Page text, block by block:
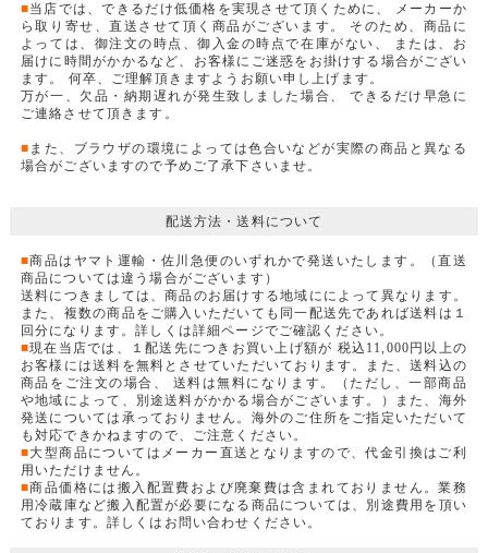
■当店では、できるだけ低価格を実現させて頂くために、 メーカーか
ら取り寄せ、直送させて頂く商品がございます。 そのため、商品に
よっては、御注文の時点、御入金の時点で在庫がない、 または、お
届けに時間がかかるなど、お客様にご迷惑をお掛けする場合がござい
ます。 何卒、ご理解頂きますようお願い申し上げます。
万が一、欠品・納期遅れが発生致しました場合、 できるだけ早急に
ご連絡させて頂きます。
■ また、ブラウザの環境によっては色合いなどが実際の商品と異なる
場合がございますので予めご了承下さいませ。
配送方法・送料について
■商品はヤマト運輸・佐川急便のいずれかで発送いたします。（直送
商品については違う場合がございます）
送料につきましては、商品のお届けする地域にによって異なります。
また、複数の商品をご購入いただいても同一配送先であれば送料は１
回分になります。詳しくは詳細ページでご確認ください。
■現在当店では、１配送先につきお買い上げ額が 税込11,000円以上の
お客様には送料を無料とさせていただいております。また、送料込の
商品をご注文の場合、 送料は無料になります。（ただし、一部商品
や地域によって、別途送料がかかる場合がございます。）また、海外
発送については承っておりません。海外のご住所をご指定いただいて
も対応できかねますので、ご注意ください。
■大型商品についてはメーカー直送となりますので、代金引換はご利
用いただけません。
■商品価格には搬入配置費および廃棄費は含まれておりません。業務
用冷蔵庫など搬入配置が必要になる商品については、別途費用を頂い
ております。詳しくはお問い合わせください。